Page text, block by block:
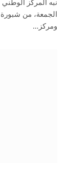
نبه المركز
الجمعة، من
ومركز…